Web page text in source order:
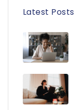
Latest Posts